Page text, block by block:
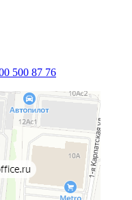
500 87 76